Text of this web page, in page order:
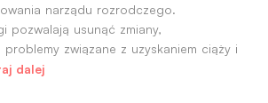
narządu rozrodczego.
pozwalają usunąć zmiany,
związane z uzyskaniem ciąży i
dalej